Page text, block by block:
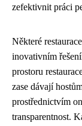
zefektivnit práci
Některé
inovativním
prostoru
zase dávají
prostřednictvím
transparentnost.